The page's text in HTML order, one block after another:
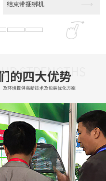
半自动PE捆绑机代理